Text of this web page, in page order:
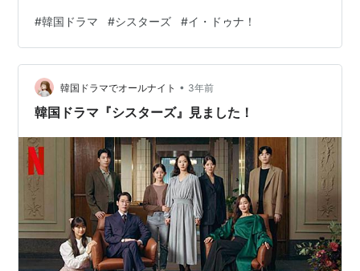
ペンス系韓ドラでメッチャ面白かった！！！って思った
のをサラッとあげてみるだけでも、こんなにある。 ・99
億の女 ・ボイス〜112の奇跡〜 ・秘密の森 ・誰も知らな
い ・悪の花 ・サバイバー／60日間の大統領 ・ペーパー
ハウス・コリア ・シーシュポス どれもこれも死ぬまでに
#韓国ドラマ #シスターズ #イ・ドゥナ！
韓国ドラマでオールナイト • 3年前
韓国ドラマ『シスターズ』見ました！